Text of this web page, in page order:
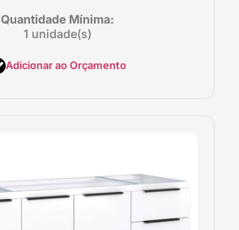
Quantidade Mínima:
1 unidade(s)
Adicionar ao Orçamento